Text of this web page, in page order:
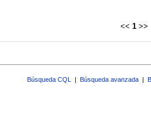
<< 1>>
Búsqueda CQL | Búsqueda avanzada |